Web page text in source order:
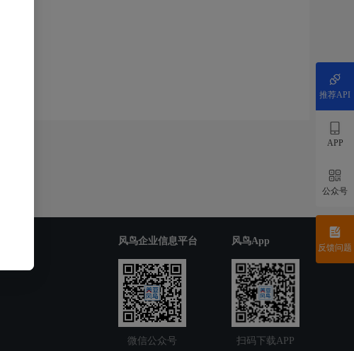
风鸟企业信息平台
微信公众号
风鸟App
扫码下载APP
推荐API
APP
公众号
反馈问题